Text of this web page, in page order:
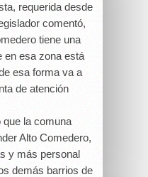
requerida desde
comentó,
tiene una
en esa zona está
esa forma va a
de atención
la comuna
Alto Comedero,
y más personal
demás barrios de